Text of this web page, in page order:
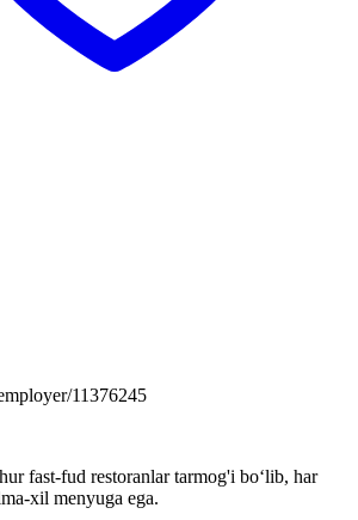
11376245
fast-fud restoranlar tarmog'i bo‘lib, har
xil menyuga ega.